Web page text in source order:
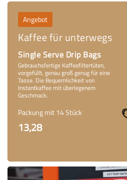
Angebot
Kaffee für unterwegs
Single Serve Drip Bags
Gebrauchsfertige Kaffeefiltertüten,
vorgefüllt, genau groß genug für eine
Tasse. Die Bequemlichkeit von
Instantkaffee mit überlegenem
Geschmack.
Packung mit 14 Stück
13,28